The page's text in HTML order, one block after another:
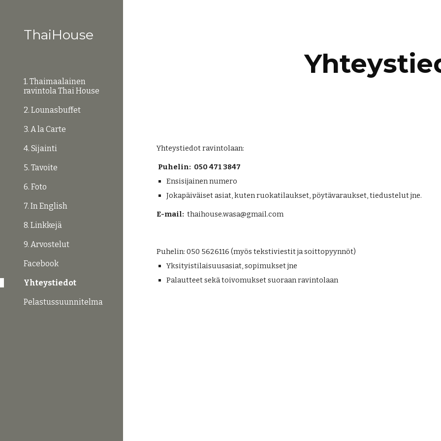
ThaiHouse
1. Thaimaalainen
ravintola Thai House
2. Lounasbuffet
3. A la Carte
4. Sijainti
5. Tavoite
6. Foto
7. In English
8. Linkkejä
9. Arvostelut
Facebook
Yhteystiedot
Pelastussuunnitelma
Yhteystiedot ravintolaan:
Puhelin: 050 471 3847
Ensisijainen numero
Jokapäiväiset asiat, kuten ruokatilaukset, pöytävaraukset, tiedustelut jne.
E-mail: thaihouse.wasa@gmail.com
Puhelin: 050 5626116 (myös tekstiviestit ja soittopyynnöt)
Yksityistilaisuusasiat, sopimukset jne
Palautteet sekä toivomukset suoraan ravintolaan